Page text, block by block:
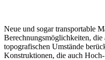
Neue und sogar transportable
Berechnungsmöglichkeiten, die
topografischen Umstände
Konstruktionen, die auch Hoch-